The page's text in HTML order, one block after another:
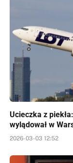
Ucieczka z
wylądował w
2026-03-03 12:52